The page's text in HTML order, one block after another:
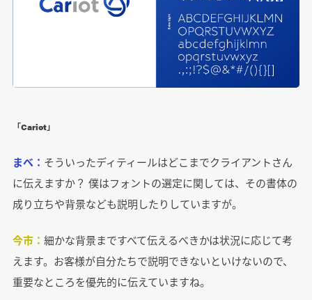
「Cariot」
まべ： そういったディティールはどこまでクライアントさん
に伝えますか？ 僕はフォントの選定に関しては、その書体の
成り立ちや背景なども説明したりしていますが。
今市： 細かな背景まですべて伝えるべきかは状況に応じて考
えます。お客様が自分たちで説明できないといけないので、
重要なところを優先的に伝えていますね。